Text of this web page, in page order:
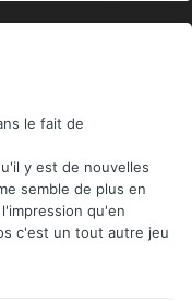
le fait de
y est de nouvelles
semble de plus en
qu'en
c'est un tout autre jeu